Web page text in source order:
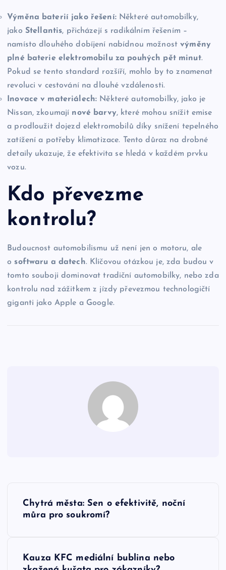
Výměna baterií jako řešení:Některé automobilky,
jako Stellantis, přicházejí s radikálním řešením –
namísto dlouhého dobíjení nabídnou možnostvýměny
plné baterie elektromobilu za pouhých pět minut.
Pokud se tento standard rozšíří, mohlo by to znamenat
revoluci v cestování na dlouhé vzdálenosti.
Inovace v materiálech: Některé automobilky, jako je
Nissan, zkoumají nové barvy, které mohou snížit emise
a prodloužit dojezd elektromobilů díky snížení tepelného
zatížení a potřeby klimatizace. Tento důraz na drobné
detaily ukazuje, že efektivita se hledá v každém prvku
vozu.
Kdo převezme
kontrolu?
Budoucnost automobilismu už není jen o motoru, ale
o softwaru a datech. Klíčovou otázkou je, zda budou v
tomto souboji dominovat tradiční automobilky, nebo zda
kontrolu nad zážitkem z jízdy převezmou technologičtí
giganti jako Apple a Google.
Chytrá města: Sen o efektivitě, noční
můra pro soukromí?
Kauza KFC mediální bublina nebo